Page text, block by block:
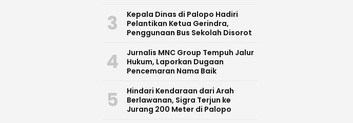
3
Kepala Dinas di Palopo Hadiri
Pelantikan Ketua Gerindra,
Penggunaan Bus Sekolah Disorot
4
Jurnalis MNC Group Tempuh Jalur
Hukum, Laporkan Dugaan
Pencemaran Nama Baik
5
Hindari Kendaraan dari Arah
Berlawanan, Sigra Terjun ke
Jurang 200 Meter di Palopo